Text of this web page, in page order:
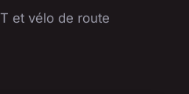
et vélo de route